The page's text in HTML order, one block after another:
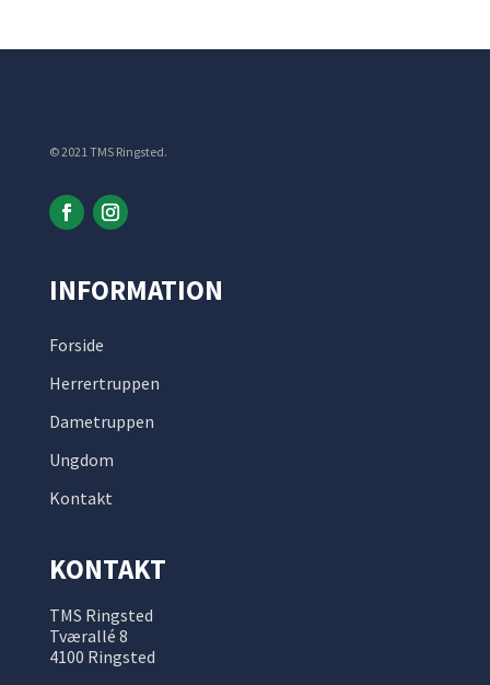
© 2021 TMS Ringsted.
INFORMATION
Forside
Herrertruppen
Dametruppen
Ungdom
Kontakt
KONTAKT
TMS Ringsted
Tværallé 8
4100 Ringsted